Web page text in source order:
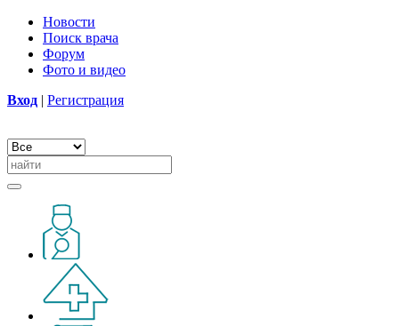
Новости
Поиск врача
Форум
Фото и видео
Вход | Регистрация